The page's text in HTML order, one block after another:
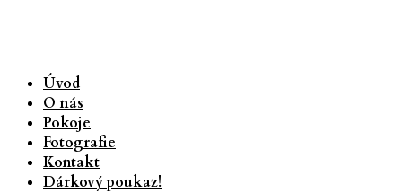
Úvod
O nás
Pokoje
Fotografie
Kontakt
Dárkový poukaz!